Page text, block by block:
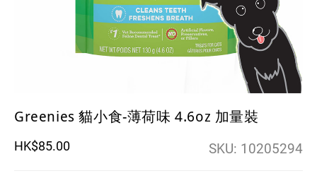
Greenies 貓小食-薄荷味 4.6oz 加量裝
SKU: 10205294
HK$85.00
犬貓小食 / snacks
貓砂 / cat little